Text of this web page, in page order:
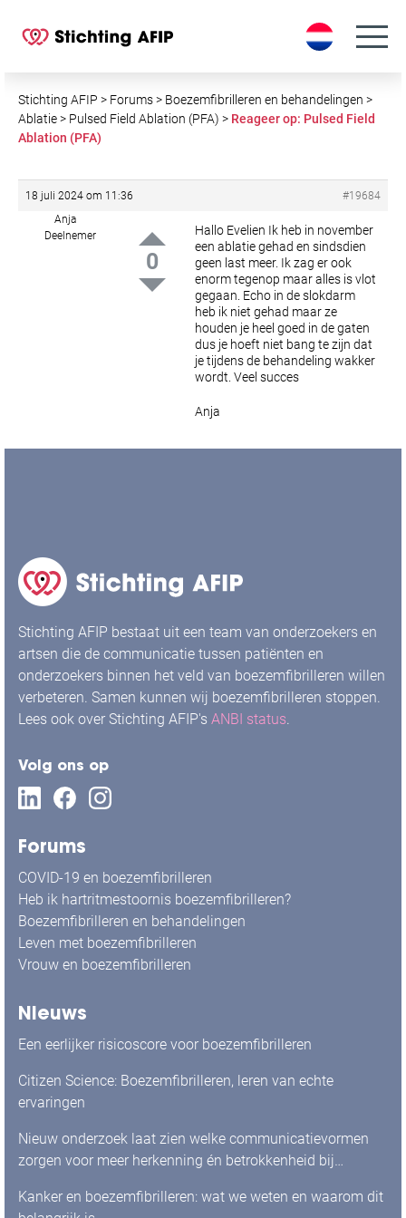
Stichting AFIP > Forums> Boezemfibrilleren en behandelingen >
Ablatie> Pulsed Field Ablation (PFA) > Reageer op: Pulsed Field
Ablation (PFA)
18 juli 2024 om 11:36
#19684
Anja
Deelnemer
0
Hallo Evelien Ik heb in november
een ablatie gehad en sindsdien
geen last meer. Ik zag er ook
enorm tegenop maar alles is vlot
gegaan. Echo in de slokdarm
heb ik niet gehad maar ze
houden je heel goed in de gaten
dus je hoeft niet bang te zijn dat
je tijdens de behandeling wakker
wordt. Veel succes
Anja
Stichting AFIP bestaat uit een team van onderzoekers en
artsen die de communicatie tussen patiënten en
onderzoekers binnen het veld van boezemfibrilleren willen
verbeteren. Samen kunnen wij boezemfibrilleren stoppen.
Lees ook over Stichting AFIP's ANBI status.
Volg ons op
Forums
COVID-19 en boezemfibrilleren
Heb ik hartritmestoornis boezemfibrilleren?
Boezemfibrilleren en behandelingen
Leven met boezemfibrilleren
Vrouw en boezemfibrilleren
Nieuws
Een eerlijker risicoscore voor boezemfibrilleren
Citizen Science: Boezemfibrilleren, leren van echte
ervaringen
Nieuw onderzoek laat zien welke communicatievormen
zorgen voor meer herkenning én betrokkenheid bij
Kanker en boezemfibrilleren: wat we weten en waarom dit